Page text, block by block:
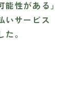
性がある」
いサービス
。